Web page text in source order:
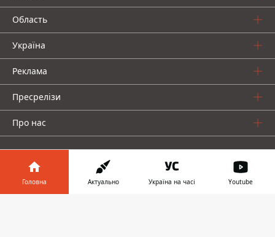
Область
Україна
Реклама
Пресрелізи
Про нас
Головна Актуально Україна на часі Youtube